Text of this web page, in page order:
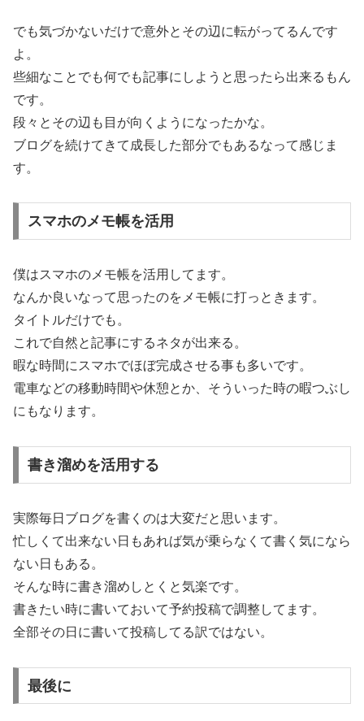
でも気づかないだけで意外とその辺に転がってるんです
よ。
些細なことでも何でも記事にしようと思ったら出来るもん
です。
段々とその辺も目が向くようになったかな。
ブログを続けてきて成長した部分でもあるなって感じま
す。
スマホのメモ帳を活用
僕はスマホのメモ帳を活用してます。
なんか良いなって思ったのをメモ帳に打っときます。
タイトルだけでも。
これで自然と記事にするネタが出来る。
暇な時間にスマホでほぼ完成させる事も多いです。
電車などの移動時間や休憩とか、そういった時の暇つぶし
にもなります。
書き溜めを活用する
実際毎日ブログを書くのは大変だと思います。
忙しくて出来ない日もあれば気が乗らなくて書く気になら
ない日もある。
そんな時に書き溜めしとくと気楽です。
書きたい時に書いておいて予約投稿で調整してます。
全部その日に書いて投稿してる訳ではない。
最後に